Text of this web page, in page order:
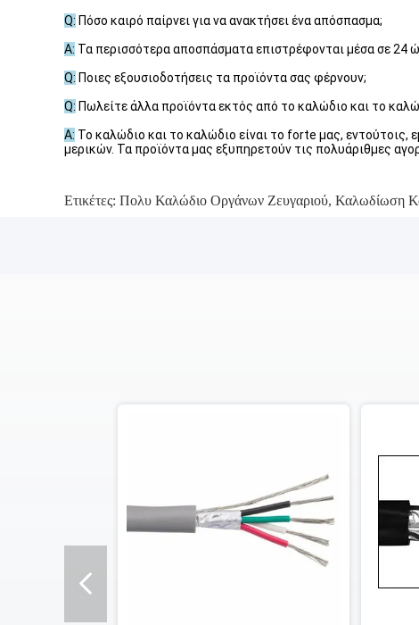
Q: Πόσο καιρό παίρνει για να ανακτήσει ένα απόσπασμα;
Α: Τα περισσότερα αποσπάσματα επιστρέφονται μέσα σε 24
Q: Ποιες εξουσιοδοτήσεις τα προϊόντα σας φέρνουν;
Q: Πωλείτε άλλα προϊόντα εκτός από το καλώδιο και το
Α: Το καλώδιο και το καλώδιο είναι το forte μας, εντούτοις,
μερικών. Τα προϊόντα μας εξυπηρετούν τις πολυάριθμες
Ετικέτες: Πολυ Καλώδιο Οργάνων Ζευγαριού, Καλωδίωση